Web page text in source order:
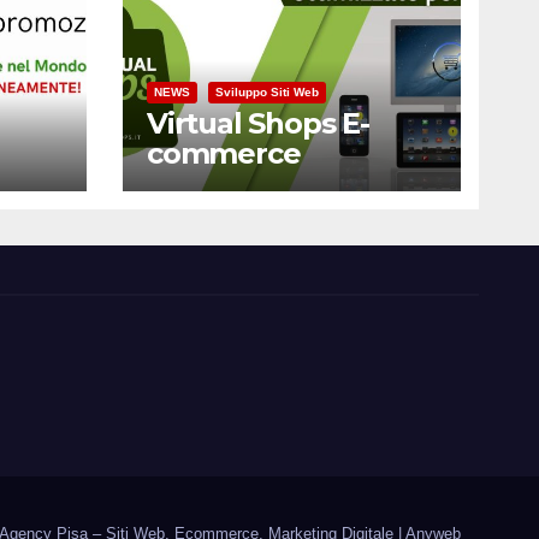
NEWS Sviluppo Siti Web
Virtual Shops E-
commerce
Professionali – Pisa
Pisa – Siti Web, Ecommerce, Marketing Digitale | Anyweb